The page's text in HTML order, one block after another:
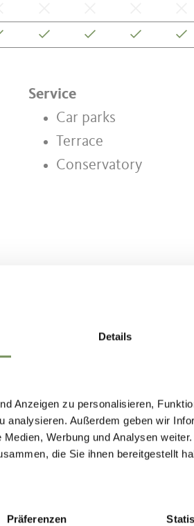
Details
Anzeigen zu personalisieren,
analysieren. Außerdem geben wir
Werbung und Analysen
die Sie ihnen bereitgestellt
Präferenzen
Service
Car parks
Terrace
Conservatory
CONTENT HELPFUL?